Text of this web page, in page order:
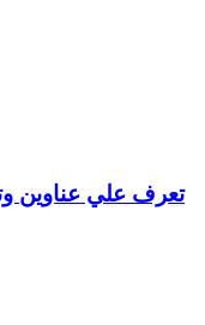
تعرف علي عناوين